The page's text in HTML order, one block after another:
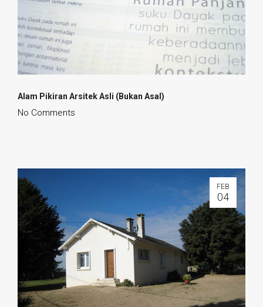
Alam Pikiran Arsitek Asli (Bukan Asal)
No Comments
FEB
04